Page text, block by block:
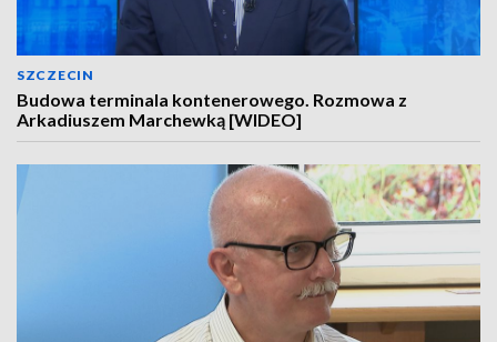
SZCZECIN
Budowa terminala kontenerowego. Rozmowa z
Arkadiuszem Marchewką [WIDEO]